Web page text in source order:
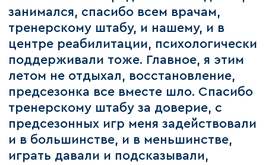
занимался, спасибо всем врачам,
тренерскому штабу, и нашему, и в
центре реабилитации, психологически
поддерживали тоже. Главное, я этим
летом не отдыхал, восстановление,
предсезонка все вместе шло. Спасибо
тренерскому штабу за доверие, с
предсезонных игр меня задействовали
и в большинстве, и в меньшинстве,
играть давали и подсказывали,